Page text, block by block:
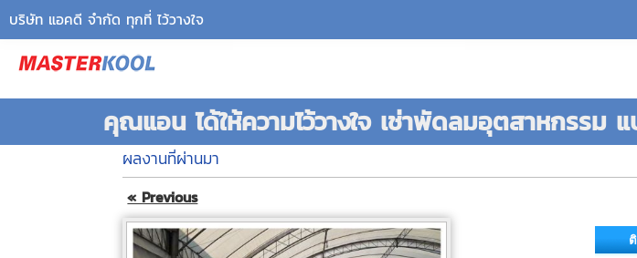
บริษัท แอคดี จำกัด ทุกที่ ไว้วางใจ
คุณแอน ได้ให้ความไว้วางใจ เช่าพัดลมอุตสาหกรรม
ผลงานที่ผ่านมา
« Previous